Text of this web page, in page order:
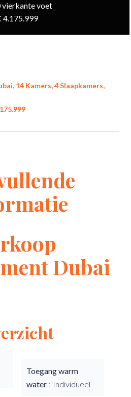
vierkante voet
4.175.999
14 Kamers, 4 Slaapkamers,
Dubai
Toegang warm
water
Individueel